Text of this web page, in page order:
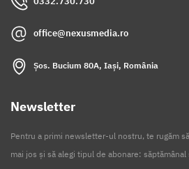
office@nexusmedia.ro
Șos. Bucium 80A, Iași, România
Newsletter
Pentru a primi newsletter-ul nostru, te rugăm
mai jos și să alegi tipul de abonare: săptămânal